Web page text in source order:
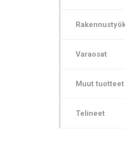
Varaosat
Muut tuotteet
Telineet